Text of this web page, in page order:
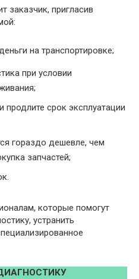
заказчик, пригласив
на транспортировке;
при условии
продлите срок эксплуатации
гораздо дешевле, чем
запчастей;
которые помогут
устранить